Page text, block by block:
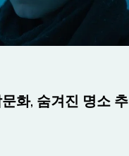
화, 숨겨진 명소 추